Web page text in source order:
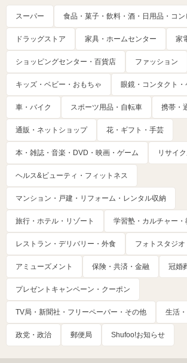
スーパー 食品・菓子・飲料・酒・日用品・コン
ドラッグストア 家具・ホームセンター 家
ショッピングセンター・百貨店 ファッション
キッズ・ベビー・おもちゃ 眼鏡・コンタクト・
車・バイク スポーツ用品・自転車 携帯・
通販・ネットショップ 花・ギフト・手芸
本・雑誌・音楽・DVD・映画・ゲーム リサイ
ヘルス&ビューティ・フィットネス
マンション・戸建・リフォーム・レンタル収納
旅行・ホテル・リゾート 学習塾・カルチャー
レストラン・デリバリー・外食 フォトスタジ
アミューズメント 保険・共済・金融 冠婚
プレゼントキャンペーン・クーポン
TV局・新聞社・フリーペーパー・その他 生活
政党・政治 郵便局 Shufoo!お知らせ